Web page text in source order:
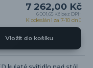
7 262,00 Kč
6 001,65 Kč bez DPH
K odeslání za 7-10 dnů
Vložit do košíku